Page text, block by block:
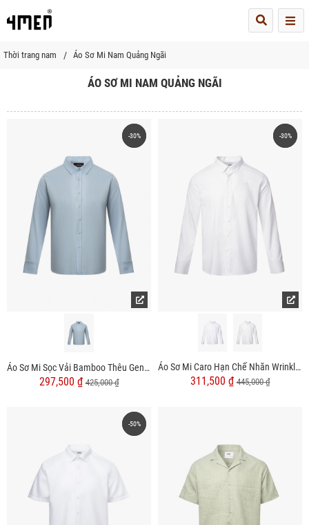
Thời trang nam Áo Sơ Mi Nam Quảng Ngãi
ÁO SƠ MI NAM QUẢNG NGÃI
-30%
-30%
Áo Sơ Mi Sọc Vải Bamboo Thêu Gentlemen Ở Măng Séc Form Slimfit SM156
297,500 ₫425,000 ₫
-30%
-30%
Áo Sơ Mi Caro Hạn Chế Nhăn Wrinkle X Thêu Logo M Ở Ngực Form Slimfit SM175
311,500 ₫445,000 ₫
-50%
-50%